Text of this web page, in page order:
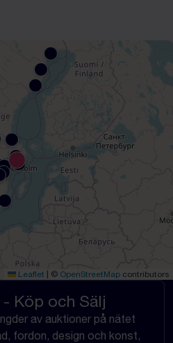
Leaflet © OpenStreetMap contributors
Köp och Sälj
av auktioner på nätet
fordon, design och konst,